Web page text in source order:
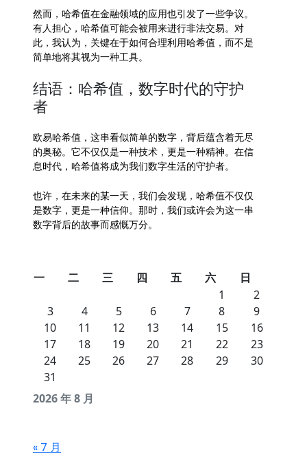
然而，哈希值在金融领域的应用也引发了一些争议。
有人担心，哈希值可能会被用来进行非法交易。对
此，我认为，关键在于如何合理利用哈希值，而不是
简单地将其视为一种工具。
结语：哈希值，数字时代的守护
者
欧易哈希值，这串看似简单的数字，背后蕴含着无尽
的奥秘。它不仅仅是一种技术，更是一种精神。在信
息时代，哈希值将成为我们数字生活的守护者。
也许，在未来的某一天，我们会发现，哈希值不仅仅
是数字，更是一种信仰。那时，我们或许会为这一串
数字背后的故事而感慨万分。
2026 年 8 月
一 二 三 四 五 六
日
1
2
3
4 5 6 7 8
9
10
11 12 13 14 15
16
17
18 19 20 21 22
23
24
25 26 27 28 29
30
31
« 7 月